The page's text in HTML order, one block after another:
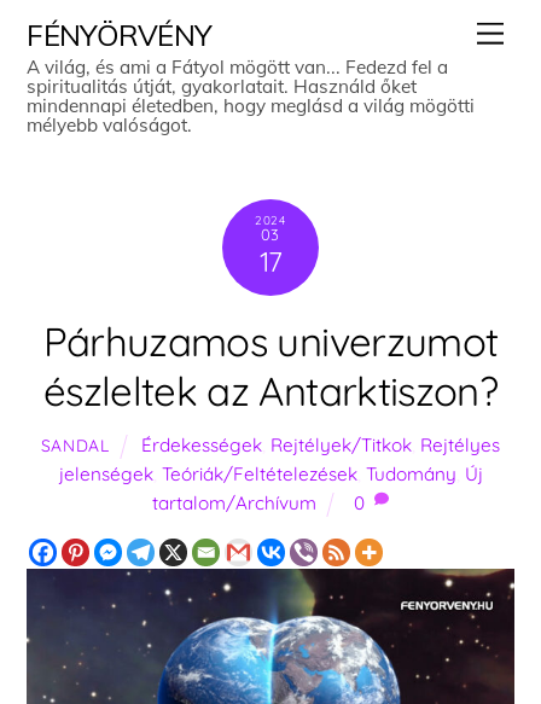
content
FÉNYÖRVÉNY
A világ, és ami a Fátyol mögött van... Fedezd fel a
spiritualitás útját, gyakorlatait. Használd őket
mindennapi életedben, hogy meglásd a világ mögötti
mélyebb valóságot.
2024
03
17
Párhuzamos univerzumot
észleltek az Antarktiszon?
SANDAL Érdekességek Rejtélyek/Titkok Rejtélyes
jelenségek, Teóriák/Feltételezések, Tudomány Új
tartalom/Archívum
0